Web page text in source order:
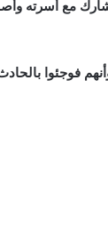
يُدعى “أحمد” ويبلغ من
فوجئوا